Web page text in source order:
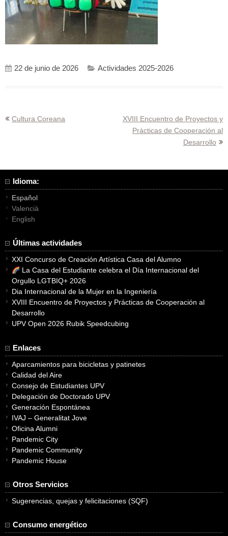
22 de junio de 2026 Actividades 2025-2026
Navegación
Cultura Coreana
XVIII Encuentro de Proyectos y
Prácticas de Cooperación al
Desarrollo
Idioma:
Español
Valencià
English
Últimas actividades
XXI Concurso de Creación Artística Casa del Alumno
La Casa del Estudiante celebra el Día Internacional del
Orgullo LGTBIQ+ 2026
Dia Internacional de la Mujer en la Ingeniería
XVIII Encuentro de Proyectos y Prácticas de Cooperación al
Desarrollo
UPV Open 2026 Rubik Speedcubing
Enlaces
Aparcamientos para bicicletas y patinetes
Calidad del Aire
Consejo de Estudiantes UPV
Delegación de Doctorado UPV
Generación Espontánea
IVAJ – Generalitat Jove
Oficina Alumni
Pandemic City
Pandemic Community
Pandemic House
Otros Servicios
Sugerencias, quejas y felicitaciones (SQF)
Consumo energético